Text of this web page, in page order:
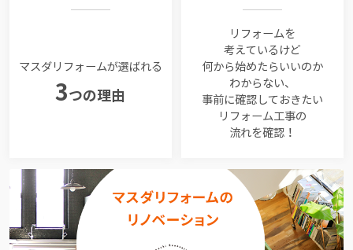
マスダリフォームが選ばれる
3つの理由
リフォームを
考えているけど
何から始めたらいいのか
わからない、
事前に確認しておきたい
リフォーム工事の
流れを確認！